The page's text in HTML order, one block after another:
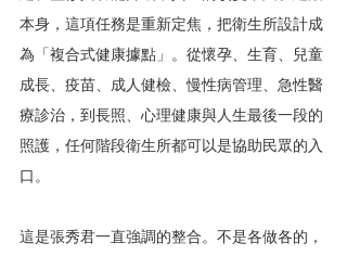
本身，這項任務是重新定焦，把衛生所設計成
為「複合式健康據點」。從懷孕、生育、兒童
成長、疫苗、成人健檢、慢性病管理、急性醫
療診治，到長照、心理健康與人生最後一段的
照護，任何階段衛生所都可以是協助民眾的入
口。
這是張秀君一直強調的整合。不是各做各的，